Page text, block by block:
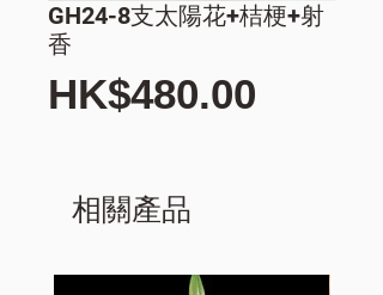
GH24-8支太陽花+桔梗+射
香
HK$480.00
相關產品